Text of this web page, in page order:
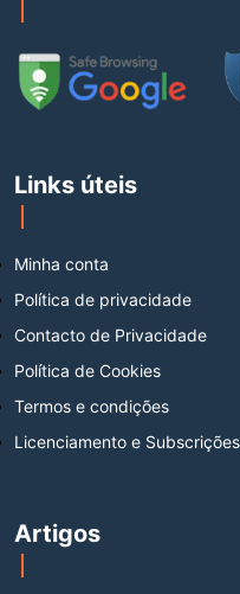
Links úteis
Minha conta
Política de privacidade
Contacto de Privacidade
Política de Cookies
Termos e condições
Licenciamento e Subscrições
Artigos